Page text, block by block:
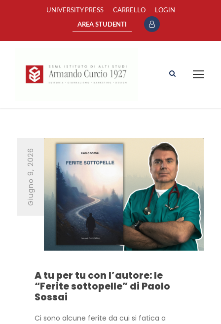
UNIVERSITY PRESS CARRELLO LOGIN
AREA STUDENTI
Giugno 9, 2026
A tu per tu con l’autore: le
“Ferite sottopelle” di Paolo
Sossai
Ci sono alcune ferite da cui si fatica a